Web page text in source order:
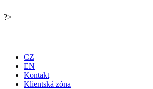
?>
CZ
EN
Kontakt
Klientská zóna